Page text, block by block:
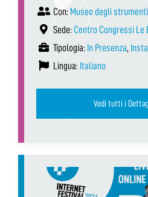
Con: Museo degli
Sede: Centro Congressi Le
Tipologia: In Presenza,
Lingua: Italiano
Vedi tutti i